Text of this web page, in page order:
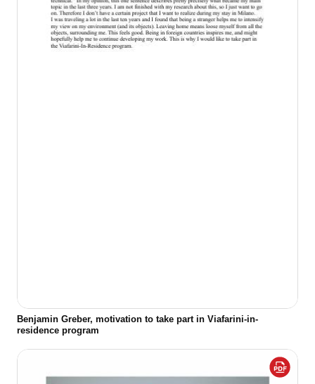
Benjamin Greber, motivation to take part in Viafarini-in-
residence program